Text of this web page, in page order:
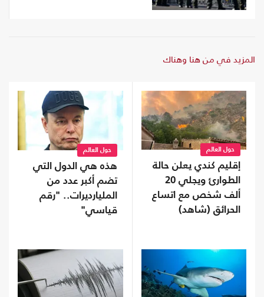
المزيد في من هنا وهناك
حول العالم
إقليم كندي يعلن حالة
الطوارئ ويجلي 20
ألف شخص مع اتساع
الحرائق (شاهد)
حول العالم
هذه هي الدول التي
تضم أكبر عدد من
المليارديرات.. "رقم
قياسي"